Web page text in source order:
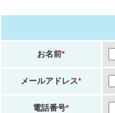
お名前*
メールアドレス*
電話番号*